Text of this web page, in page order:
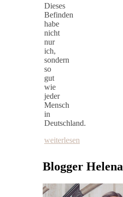
Dieses
Befinden
habe
nicht
nur
ich,
sondern
so
gut
wie
jeder
Mensch
in
Deutschland.
weiterlesen
Blogger Helena